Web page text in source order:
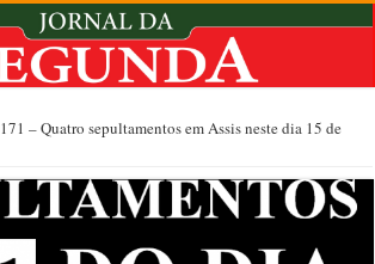
171 – Quatro sepultamentos em Assis neste dia 15 de